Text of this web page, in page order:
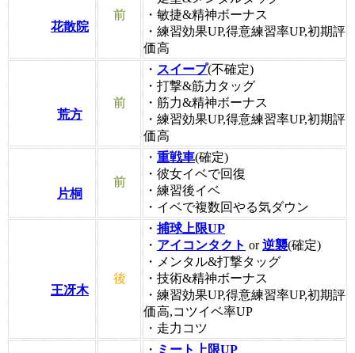
花散院
前
・敏捷&精神ボーナス
・練習効果UP,得意練習率UP,初期評
価高
荒方
前
・ スイープ(不確定)
・打撃&筋力タッグ
・筋力&精神ボーナス
・練習効果UP,得意練習率UP,初期評
価高
片桐
前
・ 重戦車(確定)
・彼女イベで回復
・練習後イベ
・イベで複数回やる気ダウン
王冴木
後
・ 捕球上限UP
・ アイコンタクト or逆襲(確定)
・メンタル&打撃タッグ
・技術&精神ボーナス
・練習効果UP,得意練習率UP,初期評
価高,コツイベ率UP
・走力コツ
・ ミート上限UP